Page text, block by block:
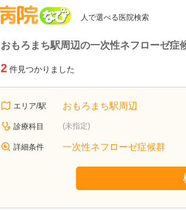
人で選べる医院検索
おもろまち駅周辺の一次性ネフローゼ症
2 件見つかりました
エリア/駅 おもろまち駅周辺
診療科目 (未指定)
詳細条件 一次性ネフローゼ症候群